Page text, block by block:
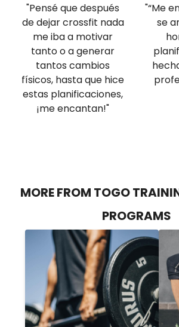
"Pensé que después
de dejar crossfit nada
me iba a motivar
tanto o a generar
tantos cambios
físicos, hasta que hice
estas planificaciones,
¡me encantan!"
"“Me
se
MORE FROM TOGO
PROGRAMS